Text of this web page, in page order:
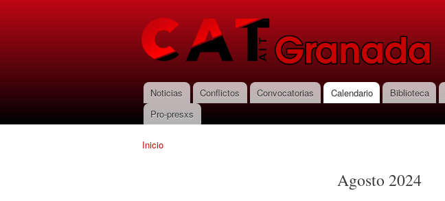
principal
CNT-AIT
Granada
Menú principal
Noticias Conflictos Convocatorias Calendario Biblioteca
Pro-presxs
Inicio
Agosto 2024